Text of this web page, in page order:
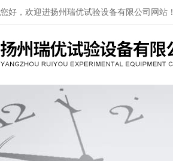
您好，欢迎进扬州瑞优试验设备有限公司网站！